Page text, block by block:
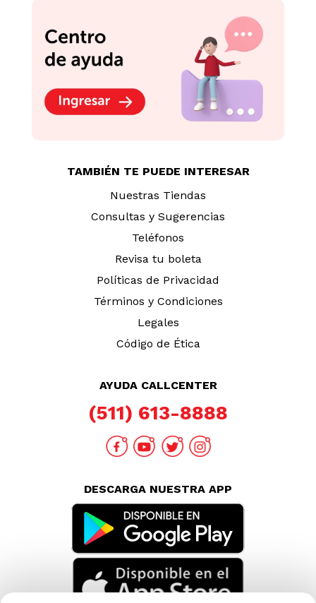
TAMBIÉN TE PUEDE INTERESAR
Nuestras Tiendas
Consultas y Sugerencias
Teléfonos
Revisa tu boleta
Políticas de Privacidad
Términos y Condiciones
Legales
Código de Ética
AYUDA CALLCENTER
(511) 613-8888
DESCARGA NUESTRA APP